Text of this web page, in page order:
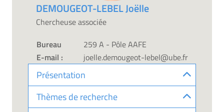
DEMOUGEOT-LEBEL Joëlle
Chercheuse associée
Bureau
259 A - Pôle AAFE
E-mail :
joelle.demougeot-lebel@ube.fr
Présentation
Thèmes de recherche